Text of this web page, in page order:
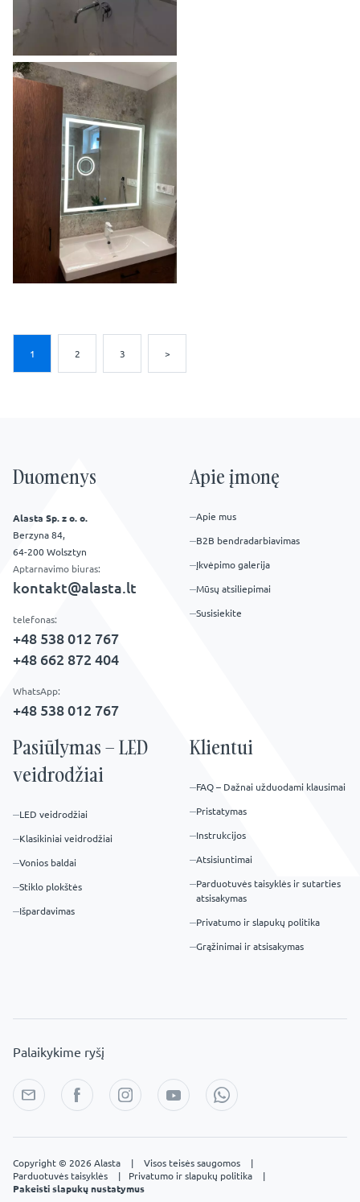
1 2 3 >
Apie įmonę
Apie mus
B2B bendradarbiavimas
Įkvėpimo galerija
Mūsų atsiliepimai
Susisiekite
Pasiūlymas – LED
veidrodžiai
LED veidrodžiai
Klasikiniai veidrodžiai
Vonios baldai
Stiklo plokštės
Išpardavimas
Klientui
FAQ – Dažnai užduodami klausimai
Pristatymas
Instrukcijos
Atsisiuntimai
Parduotuvės taisyklės ir sutarties
atsisakymas
Privatumo ir slapukų politika
Grąžinimai ir atsisakymas
Duomenys
Alasta Sp. z o. o.
Berzyna 84,
64-200 Wolsztyn
Aptarnavimo biuras:
kontakt@alasta.lt
telefonas:
+48 538 012 767
+48 662 872 404
WhatsApp:
+48 538 012 767
Palaikykime ryšį
Copyright © 2026 Alasta | Visos teisės saugomos
|
Parduotuvės taisyklės
| Privatumo ir slapukų politika
|
Pakeisti slapukų nustatymus